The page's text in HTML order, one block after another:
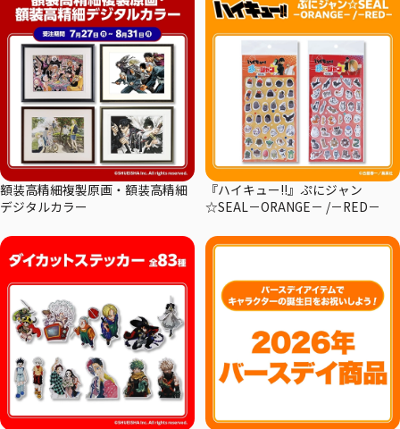
額装高精細複製原画・額装高精細
デジタルカラー
『ハイキュー!!』ぷにジャン
☆SEAL－ORANGE－ /－RED－